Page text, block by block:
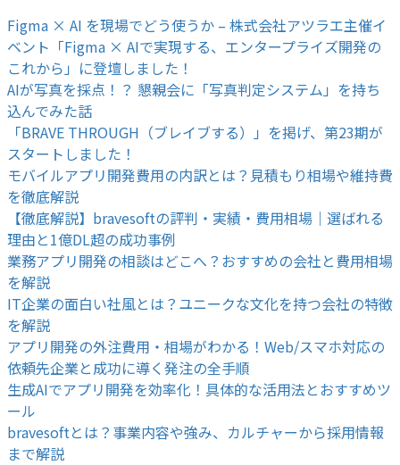
Figma × AI を現場でどう使うか – 株式会社アツラエ主催イ
ベント「Figma × AIで実現する、エンタープライズ開発の
これから」に登壇しました！
AIが写真を採点！？ 懇親会に「写真判定システム」を持ち
込んでみた話
「BRAVE THROUGH（ブレイブする）」を掲げ、第23期が
スタートしました！
モバイルアプリ開発費用の内訳とは？見積もり相場や維持費
を徹底解説
【徹底解説】bravesoftの評判・実績・費用相場｜選ばれる
理由と1億DL超の成功事例
業務アプリ開発の相談はどこへ？おすすめの会社と費用相場
を解説
IT企業の面白い社風とは？ユニークな文化を持つ会社の特徴
を解説
アプリ開発の外注費用・相場がわかる！Web/スマホ対応の
依頼先企業と成功に導く発注の全手順
生成AIでアプリ開発を効率化！具体的な活用法とおすすめツ
ール
bravesoftとは？事業内容や強み、カルチャーから採用情報
まで解説